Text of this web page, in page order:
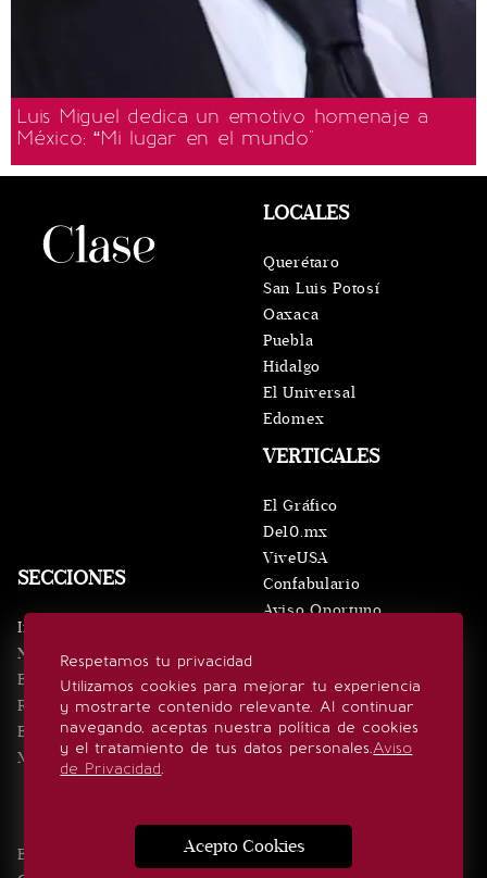
Luis Miguel dedica un emotivo homenaje a
México: “Mi lugar en el mundo"
Respetamos tu privacidad
Utilizamos cookies para mejorar tu experiencia
y mostrarte contenido relevante. Al continuar
navegando, aceptas nuestra política de cookies
y el tratamiento de tus datos personales.Aviso
de Privacidad.
Acepto Cookies
SECCIONES
Inicio
Noticias
Eventos
Realeza
Estilo de vida
Minuto x Minuto
VERTICALES
El Gráfico
De10.mx
ViveUSA
Confabulario
Aviso Oportuno
LOCALES
Querétaro
San Luis Potosí
Oaxaca
Puebla
Hidalgo
El Universal
Edomex
SÍGUENOS
Edición Impresa Noticias Quiénes somos